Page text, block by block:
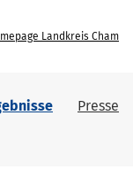
Landkreis Cham
Presse